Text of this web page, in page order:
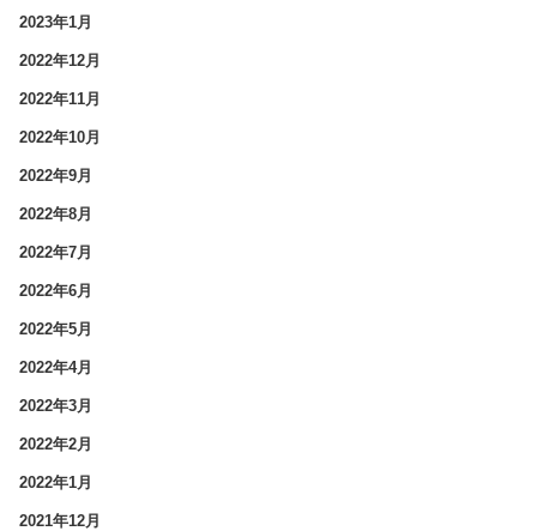
2023年1月
2022年12月
2022年11月
2022年10月
2022年9月
2022年8月
2022年7月
2022年6月
2022年5月
2022年4月
2022年3月
2022年2月
2022年1月
2021年12月